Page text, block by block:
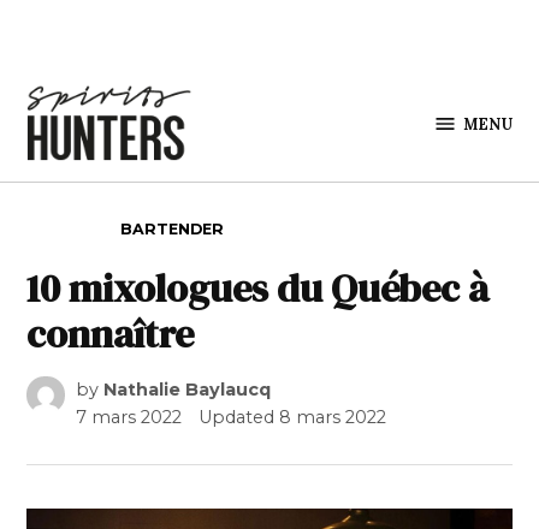
MENU
BARTENDER
10 mixologues du Québec à
connaître
by Nathalie Baylaucq
7 mars 2022
Updated 8 mars 2022